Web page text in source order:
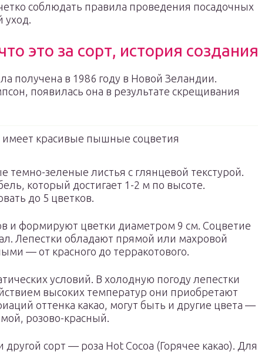
соблюдать правила проведения посадочных
уход.
это за сорт, история создания
получена в 1986 году в Новой Зеландии.
появилась она в результате скрещивания
имеет красивые пышные соцветия
темно-зеленые листья с глянцевой текстурой.
который достигает 1-2 м по высоте.
до 5 цветков.
и формируют цветки диаметром 9 см. Соцветие
Лепестки обладают прямой или махровой
— от красного до терракотового.
условий. В холодную погоду лепестки
высоких температур они приобретают
оттенка какао, могут быть и другие цвета —
розово-красный.
сорт — роза Hot Cocoa (Горячее какао). Для